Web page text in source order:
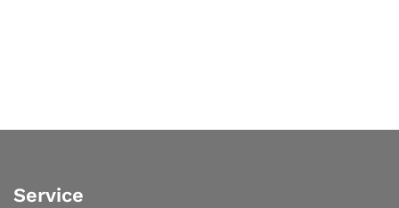
Service